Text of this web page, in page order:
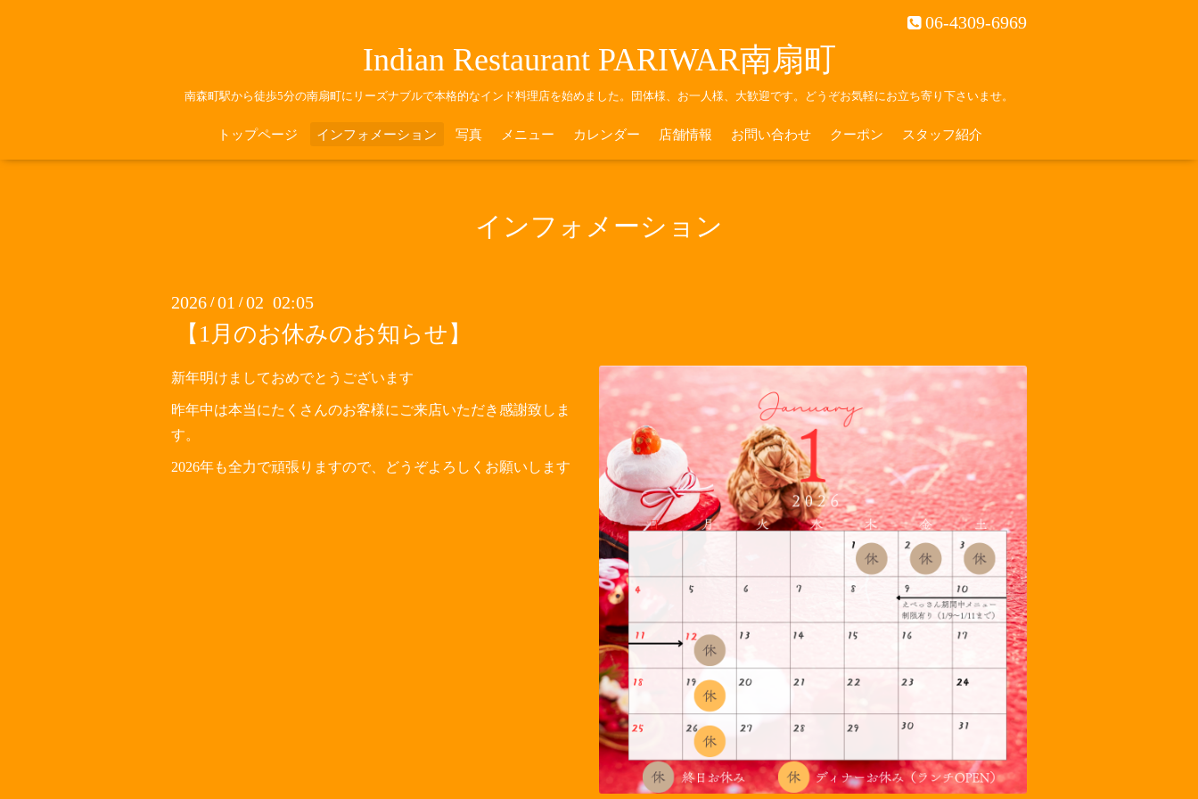
06-4309-6969
Indian Restaurant PARIWAR南扇町
南森町駅から徒歩5分の南扇町にリーズナブルで本格的なインド料理店を始めました。団体様、お一人様、大歓迎です。どうぞお気軽にお立ち寄り下さいませ。
トップページ インフォメーション 写真 メニュー カレンダー 店舗情報 お問い合わせ クーポン スタッフ紹介
インフォメーション
2026 /01 /02 02:05
【1月のお休みのお知らせ】
新年明けましておめでとうございます
昨年中は本当にたくさんのお客様にご来店いただき感謝致しま
す。
2026年も全力で頑張りますので、どうぞよろしくお願いします